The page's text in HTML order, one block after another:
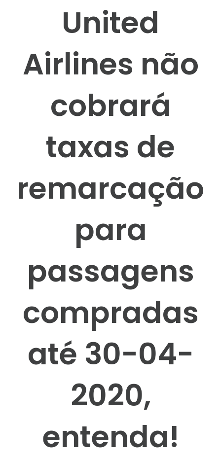
United
Airlines não
cobrará
taxas de
remarcação
para
passagens
compradas
até 30-04-
2020,
entenda!